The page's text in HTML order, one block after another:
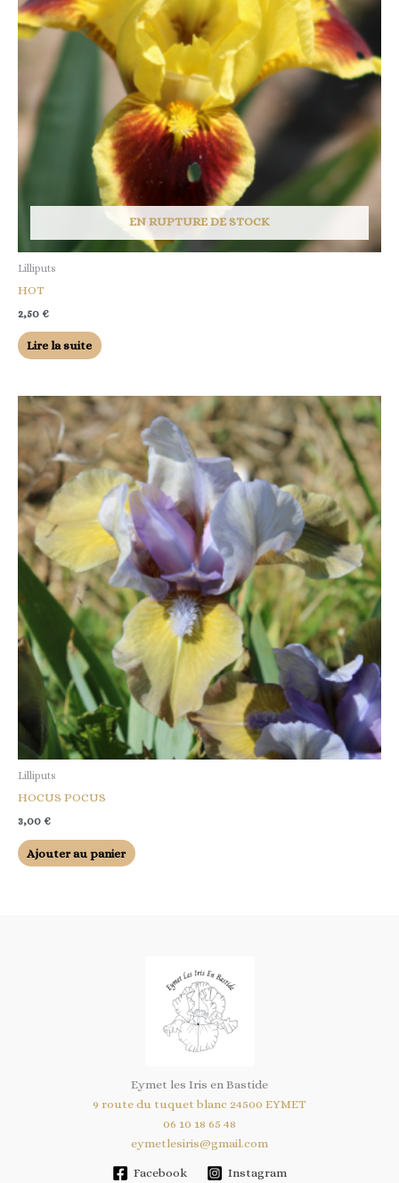
EN RUPTURE DE STOCK
Lilliputs
HOT
2,50 €
Lire la suite
Lilliputs
HOCUS POCUS
3,00 €
Ajouter au panier
Eymet les Iris en Bastide
9 route du tuquet blanc 24500 EYMET
06 10 18 65 48
eymetlesiris@gmail.com
Facebook Instagram